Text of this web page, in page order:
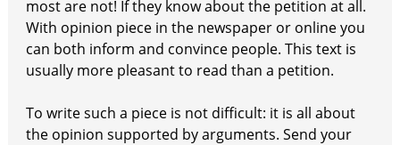
most are not! If they know about the petition at all.
With opinion piece in the newspaper or online you
can both inform and convince people. This text is
usually more pleasant to read than a petition.
To write such a piece is not difficult: it is all about
the opinion supported by arguments. Send your